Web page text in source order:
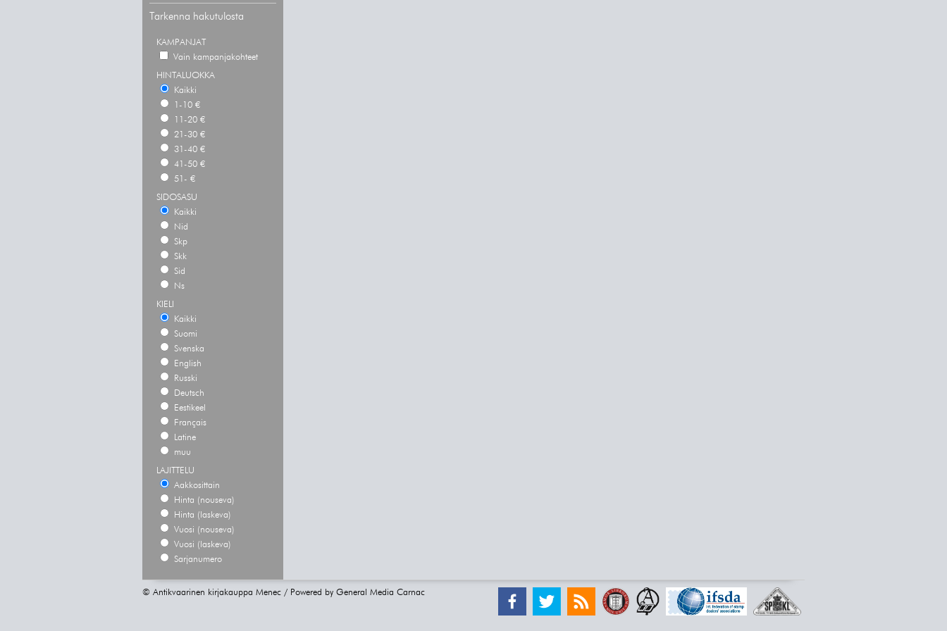
Tarkenna hakutulosta
KAMPANJAT
Vain kampanjakohteet
HINTALUOKKA
Kaikki
1-10 €
11-20 €
21-30 €
31-40 €
41-50 €
51- €
SIDOSASU
Kaikki
Nid
Skp
Skk
Sid
Ns
KIELI
Kaikki
Suomi
Svenska
English
Russki
Deutsch
Eestikeel
Français
Latine
muu
LAJITTELU
Aakkosittain
Hinta (nouseva)
Hinta (laskeva)
Vuosi (nouseva)
Vuosi (laskeva)
Sarjanumero
© Antikvaarinen kirjakauppa Menec / Powered by General Media Carnac